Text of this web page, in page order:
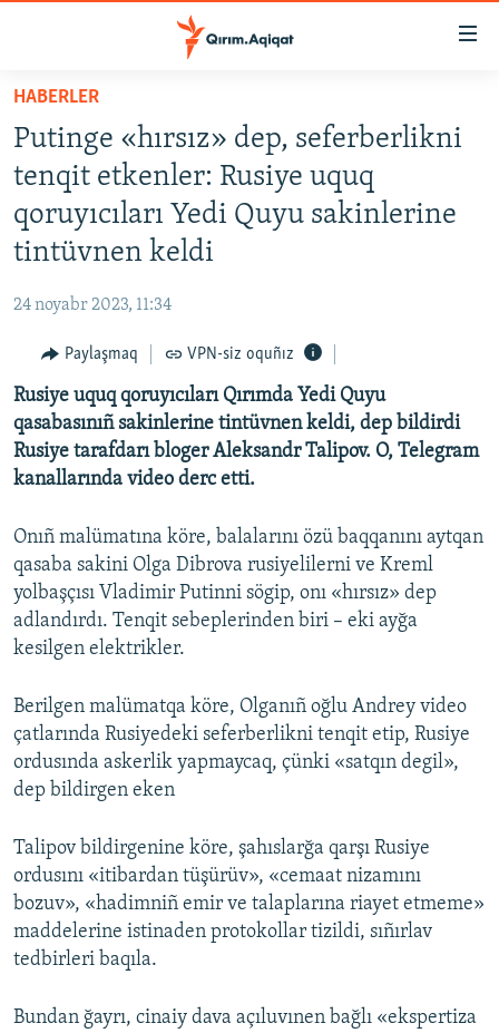
Esas
qaytmaq
Baş
navigatsiyağa
qaytmaq
Qıdıruvğa
SİYASET
İQTİSADİYAT
CEMİYET
İNSAN AQLARI
VİDEO
SÜRET
BLOGLAR
FİKİR
Русский
Українською
QOŞULIÑIZ!
RFE/RS bütün saytları
HABERLER
Putinge «hırsız» dep, seferberlikni
tenqit etkenler: Rusiye uquq
qoruyıcıları Yedi Quyu sakinlerine
tintüvnen keldi
24 noyabr 2023, 11:34
Paylaşmaq VPN-siz oquñız
Rusiye uquq qoruyıcıları Qırımda Yedi Quyu
qasabasınıñ sakinlerine tintüvnen keldi, dep bildirdi
Rusiye tarafdarı bloger Aleksandr Talipov. O, Telegram
kanallarında video derc etti.
Onıñ malümatına köre, balalarını özü baqqanını aytqan
qasaba sakini Olga Dibrova rusiyelilerni ve Kreml
yolbaşçısı Vladimir Putinni sögip, onı «hırsız» dep
adlandırdı. Tenqit sebeplerinden biri – eki ayğa
kesilgen elektrikler.
Berilgen malümatqa köre, Olganıñ oğlu Andrey video
çatlarında Rusiyedeki seferberlikni tenqit etip, Rusiye
ordusında askerlik yapmaycaq, çünki «satqın degil»,
dep bildirgen eken
Talipov bildirgenine köre, şahıslarğa qarşı Rusiye
ordusını «itibardan tüşürüv», «cemaat nizamını
bozuv», «hadimniñ emir ve talaplarına riayet etmeme»
maddelerine istinaden protokollar tizildi, sıñırlav
tedbirleri baqıla.
Bundan ğayrı, cinaiy dava açıluvınen bağlı «ekspertiza